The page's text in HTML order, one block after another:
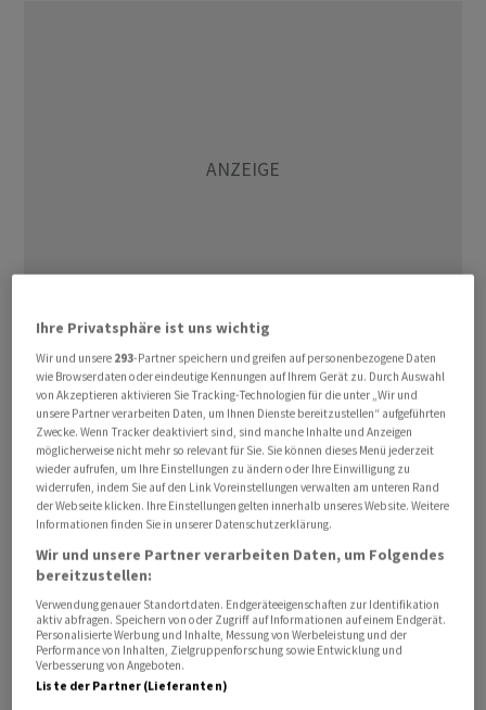
Die Schweizer Pharmafirmen sind zusammen mit
anderen Medikamentenherstellern Ziel einer
sogenannten Section-232-National-Security-
Investigation. Im Rahmen dieser Untersuchung will das
amerikanische Handelsministerium herausfinden, ob
die nationale Sicherheit der USA wegen einer allzu
starken Abhängigkeit von Arzneimittel-Importen
gefährdet ist. Dies berichtete die NZZ am Sonntag.
Die Medikamentenhersteller sollen sich innerhalb von
nur 21 Tagen an der Vernehmlassung zur Einleitung der
Untersuchung beteiligen. In der Schweizer
Pharmabranche scheint man von der Aufforderung, die
Ihre Privatsphäre ist uns wichtig
Wir und unsere 293-Partner speichern und greifen auf personenbezogene Daten
wie Browserdaten oder eindeutige Kennungen auf Ihrem Gerät zu. Durch Auswahl
von Akzeptieren aktivieren Sie Tracking-Technologien für die unter „Wir und
unsere Partner verarbeiten Daten, um Ihnen Dienste bereitzustellen“ aufgeführten
Zwecke. Wenn Tracker deaktiviert sind, sind manche Inhalte und Anzeigen
möglicherweise nicht mehr so relevant für Sie. Sie können dieses Menü jederzeit
wieder aufrufen, um Ihre Einstellungen zu ändern oder Ihre Einwilligung zu
widerrufen, indem Sie auf den Link Voreinstellungen verwalten am unteren Rand
der Webseite klicken. Ihre Einstellungen gelten innerhalb unseres Website. Weitere
Informationen finden Sie in unserer Datenschutzerklärung.
Wir und unsere Partner verarbeiten Daten, um Folgendes
bereitzustellen:
Verwendung genauer Standortdaten. Endgeräteeigenschaften zur Identifikation
aktiv abfragen. Speichern von oder Zugriff auf Informationen auf einem Endgerät.
Personalisierte Werbung und Inhalte, Messung von Werbeleistung und der
Performance von Inhalten, Zielgruppenforschung sowie Entwicklung und
Verbesserung von Angeboten.
Liste der Partner (Lieferanten)